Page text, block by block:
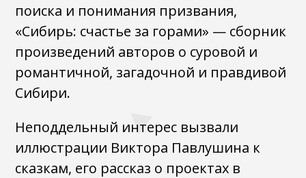
поиска и понимания призвания,
«Сибирь: счастье за горами» — сборник
произведений авторов о суровой и
романтичной, загадочной и правдивой
Сибири.
Неподдельный интерес вызвали
иллюстрации Виктора Павлушина к
сказкам, его рассказ о проектах в